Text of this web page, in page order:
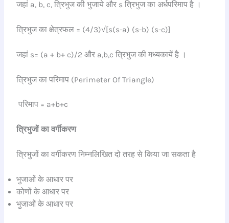
जहां a, b, c, त्रिभुज की भुजाये और s त्रिभुज का अर्धपरिमाप है ।
त्रिभुज का क्षेत्रफल = (4/3)√[s(s-a) (s-b) (s-c)]
जहां s= (a + b+ c)/2 और a,b,c त्रिभुज की मध्यकायें है ।
त्रिभुज का परिमाप (Perimeter Of Triangle)
परिमाप = a+b+c
त्रिभुजों का वर्गीकरण
त्रिभुजों का वर्गीकरण निम्नलिखित दो तरह से किया जा सकता है
भुजाओं के आधार पर
कोणों के आधार पर
भुजाओं के आधार पर